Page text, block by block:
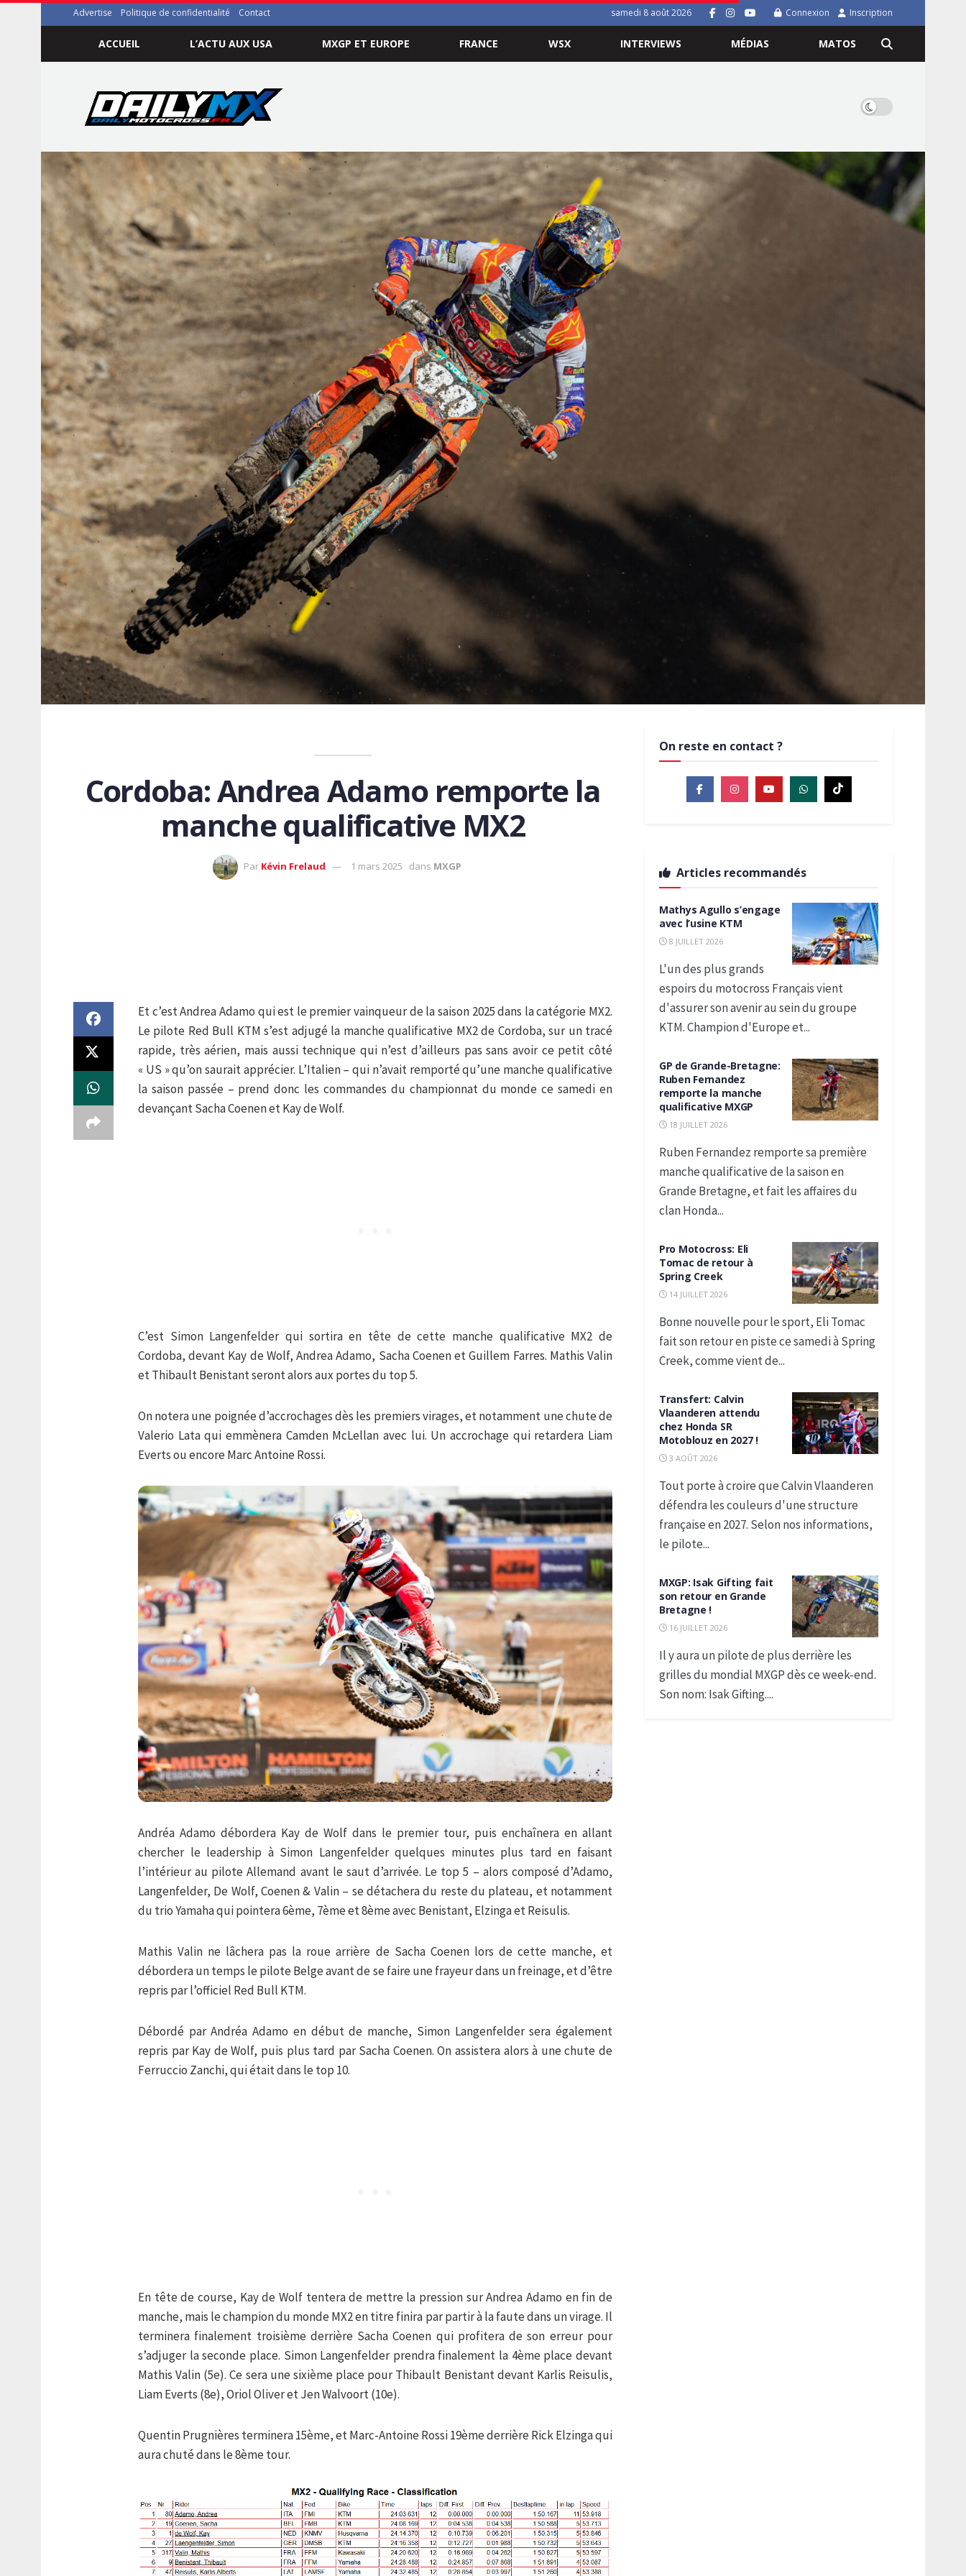
Advertise Politique de confidentialité Contact samedi 8 août 2026 Connexion Inscription
ACCUEIL L’ACTU AUX USA MXGP ET EUROPE FRANCE WSX INTERVIEWS MÉDIAS MATOS
Cordoba: Andrea Adamo remporte la
manche qualificative MX2
Par Kévin Frelaud 1 mars 2025 dans MXGP
Et c’est Andrea Adamo qui est le premier vainqueur de la saison 2025 dans la catégorie MX2.
Le pilote Red Bull KTM s’est adjugé la manche qualificative MX2 de Cordoba, sur un tracé
rapide, très aérien, mais aussi technique qui n’est d’ailleurs pas sans avoir ce petit côté
« US » qu’on saurait apprécier. L’Italien – qui n’avait remporté qu’une manche qualificative
la saison passée – prend donc les commandes du championnat du monde ce samedi en
devançant Sacha Coenen et Kay de Wolf.
C’est Simon Langenfelder qui sortira en tête de cette manche qualificative MX2 de
Cordoba, devant Kay de Wolf, Andrea Adamo, Sacha Coenen et Guillem Farres. Mathis Valin
et Thibault Benistant seront alors aux portes du top 5.
On notera une poignée d’accrochages dès les premiers virages, et notamment une chute de
Valerio Lata qui emmènera Camden McLellan avec lui. Un accrochage qui retardera Liam
Everts ou encore Marc Antoine Rossi.
Andréa Adamo débordera Kay de Wolf dans le premier tour, puis enchaînera en allant
chercher le leadership à Simon Langenfelder quelques minutes plus tard en faisant
l’intérieur au pilote Allemand avant le saut d’arrivée. Le top 5 – alors composé d’Adamo,
Langenfelder, De Wolf, Coenen & Valin – se détachera du reste du plateau, et notamment
du trio Yamaha qui pointera 6ème, 7ème et 8ème avec Benistant, Elzinga et Reisulis.
Mathis Valin ne lâchera pas la roue arrière de Sacha Coenen lors de cette manche, et
débordera un temps le pilote Belge avant de se faire une frayeur dans un freinage, et d’être
repris par l’officiel Red Bull KTM.
Débordé par Andréa Adamo en début de manche, Simon Langenfelder sera également
repris par Kay de Wolf, puis plus tard par Sacha Coenen. On assistera alors à une chute de
Ferruccio Zanchi, qui était dans le top 10.
En tête de course, Kay de Wolf tentera de mettre la pression sur Andrea Adamo en fin de
manche, mais le champion du monde MX2 en titre finira par partir à la faute dans un virage. Il
terminera finalement troisième derrière Sacha Coenen qui profitera de son erreur pour
s’adjuger la seconde place. Simon Langenfelder prendra finalement la 4ème place devant
Mathis Valin (5e). Ce sera une sixième place pour Thibault Benistant devant Karlis Reisulis,
Liam Everts (8e), Oriol Oliver et Jen Walvoort (10e).
Quentin Prugnières terminera 15ème, et Marc-Antoine Rossi 19ème derrière Rick Elzinga qui
aura chuté dans le 8ème tour.
On reste en contact ?
Articles recommandés
Mathys Agullo s’engage
avec l’usine KTM
8 JUILLET 2026
L'un des plus grands
espoirs du motocross Français vient
d'assurer son avenir au sein du groupe
KTM. Champion d'Europe et...
GP de Grande-Bretagne:
Ruben Fernandez
remporte la manche
qualificative MXGP
18 JUILLET 2026
Ruben Fernandez remporte sa première
manche qualificative de la saison en
Grande Bretagne, et fait les affaires du
clan Honda...
Pro Motocross: Eli
Tomac de retour à
Spring Creek
14 JUILLET 2026
Bonne nouvelle pour le sport, Eli Tomac
fait son retour en piste ce samedi à Spring
Creek, comme vient de...
Transfert: Calvin
Vlaanderen attendu
chez Honda SR
Motoblouz en 2027 !
3 AOÛT 2026
Tout porte à croire que Calvin Vlaanderen
défendra les couleurs d'une structure
française en 2027. Selon nos informations,
le pilote...
MXGP: Isak Gifting fait
son retour en Grande
Bretagne !
16 JUILLET 2026
Il y aura un pilote de plus derrière les
grilles du mondial MXGP dès ce week-end.
Son nom: Isak Gifting....